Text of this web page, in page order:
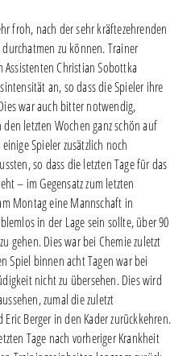
froh, nach der sehr kräftezehrenden
zu können. Trainer
Assistenten Christian Sobottka
an, so dass die Spieler ihre
war auch bitter notwendig,
letzten Wochen ganz schön auf
Spieler zusätzlich noch
so dass die letzten Tage für das
– im Gegensatz zum letzten
Montag eine Mannschaft in
in der Lage sein sollte, über 90
gehen. Dies war bei Chemie zuletzt
Spiel binnen acht Tagen war bei
nicht zu übersehen. Dies wird
zumal die zuletzt
Berger in den Kader zurückkehren.
Tage nach vorheriger Krankheit